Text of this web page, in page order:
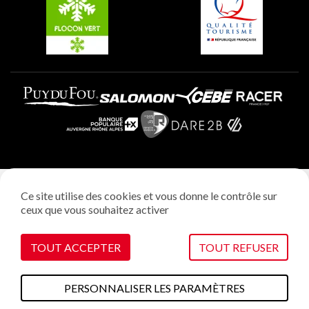
Plagne Aime 2000
Gestion des cookies
Ce site utilise des cookies et vous donne le contrôle sur
ceux que vous souhaitez activer
TOUT ACCEPTER TOUT REFUSER
PERSONNALISER LES PARAMÈTRES